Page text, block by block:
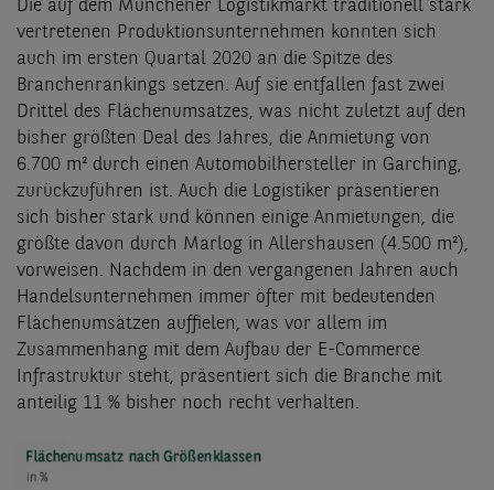
Die auf dem Münchener Logistikmarkt traditionell stark
vertretenen Produktionsunternehmen konnten sich
auch im ersten Quartal 2020 an die Spitze des
Branchenrankings setzen. Auf sie entfallen fast zwei
Drittel des Flächenumsatzes, was nicht zuletzt auf den
bisher größten Deal des Jahres, die Anmietung von
6.700 m² durch einen Automobilhersteller in Garching,
zurückzuführen ist. Auch die Logistiker präsentieren
sich bisher stark und können einige Anmietungen, die
größte davon durch Marlog in Allershausen (4.500 m²),
vorweisen. Nachdem in den vergangenen Jahren auch
Handelsunternehmen immer öfter mit bedeutenden
Flächenumsätzen auffielen, was vor allem im
Zusammenhang mit dem Aufbau der E-Commerce
Infrastruktur steht, präsentiert sich die Branche mit
anteilig 11 % bisher noch recht verhalten.